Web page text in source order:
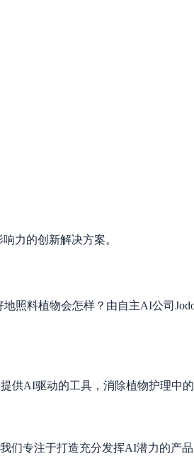
力的创新解决方案。
照料植物会怎样？由自主AI公司
供AI驱动的工具，消除植物护理中
专注于打造充分发挥AI潜力的产